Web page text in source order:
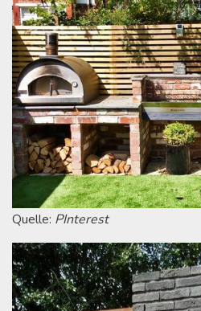
Quelle: PInterest